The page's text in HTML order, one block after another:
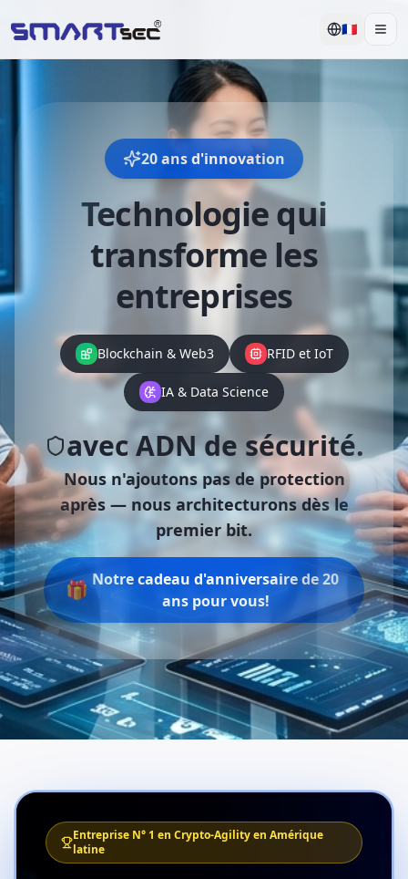
🇫🇷
20 ans d'innovation
Technologie qui
transforme les
entreprises
Blockchain & Web3 RFID et IoT
IA & Data Science
avec ADN de sécurité.
Nous n'ajoutons pas de protection
après — nous architecturons dès le
premier bit.
🎁 Notre cadeau d'anniversaire de 20
ans pour vous!
Entreprise N° 1 en Crypto-Agility en Amérique
latine